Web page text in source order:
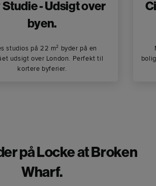
- Udsigt over
byen.
studios på 22 m² byder på en
udsigt over London. Perfekt til
kortere byferier.
på Locke at Broken
Wharf.